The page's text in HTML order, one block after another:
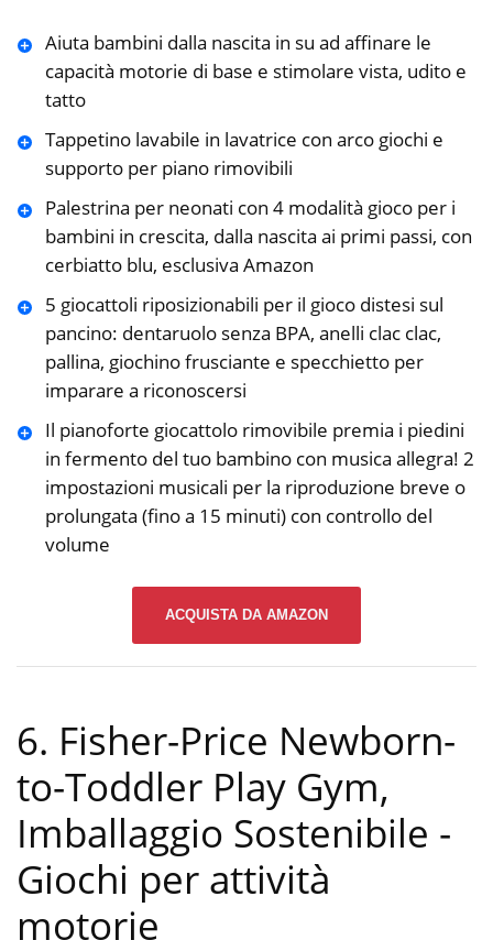
Aiuta bambini dalla nascita in su ad affinare le
capacità motorie di base e stimolare vista, udito e
tatto
Tappetino lavabile in lavatrice con arco giochi e
supporto per piano rimovibili
Palestrina per neonati con 4 modalità gioco per i
bambini in crescita, dalla nascita ai primi passi, con
cerbiatto blu, esclusiva Amazon
5 giocattoli riposizionabili per il gioco distesi sul
pancino: dentaruolo senza BPA, anelli clac clac,
pallina, giochino frusciante e specchietto per
imparare a riconoscersi
Il pianoforte giocattolo rimovibile premia i piedini
in fermento del tuo bambino con musica allegra! 2
impostazioni musicali per la riproduzione breve o
prolungata (fino a 15 minuti) con controllo del
volume
ACQUISTA DA AMAZON
6. Fisher-Price Newborn-
to-Toddler Play Gym,
Imballaggio Sostenibile -
Giochi per attività
motorie